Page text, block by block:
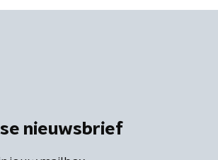
nieuwsbrief